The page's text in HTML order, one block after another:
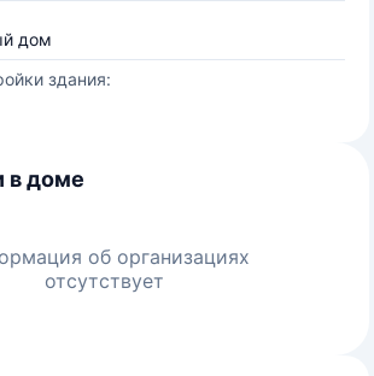
дом
здания:
в доме
об организациях
отсутствует